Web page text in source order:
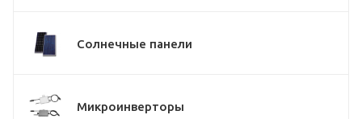
Солнечные панели
Микроинверторы